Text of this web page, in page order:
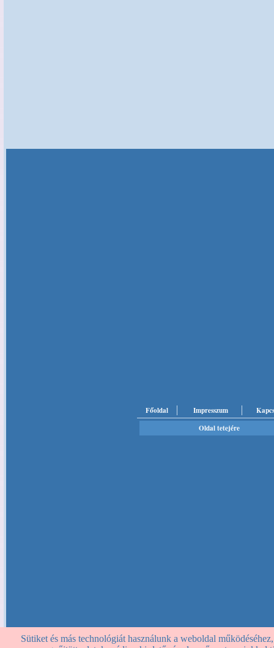
Főoldal Impresszum
Oldal tetejére
Sütiket és más technológiát használunk a weboldal